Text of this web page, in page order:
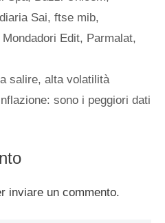
Sai, ftse mib,
Mondadori Edit, Parmalat,
salire, alta volatilità
sono i peggiori dati
inviare un commento.